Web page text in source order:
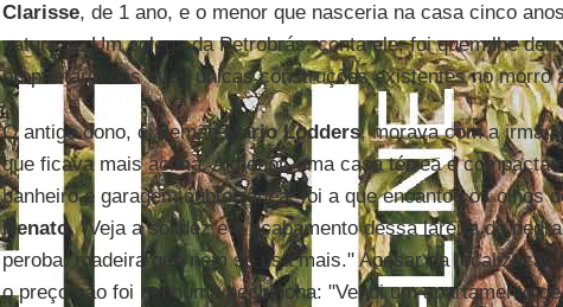
Clarisse, de 1 ano, e o menor que nasceria na casa cinco
natureza. Um colega da Petrobrás, conta ele, foi quem lhe deu
proprietário das duas únicas construções existentes no morro
O antigo dono, o alemãoMario Lodders, morava com a irmã
que ficava mais acima. A menor, uma casa térrea e compacta
banheiro e garagem subterrânea, foi a que encantou os olhos
Renato. "Veja a solidez e o acabamento dessa lareira de
peroba, madeira que nem se usa mais." Apesar da
o preço não foi nenhuma pechincha: "Vendi um apartamento